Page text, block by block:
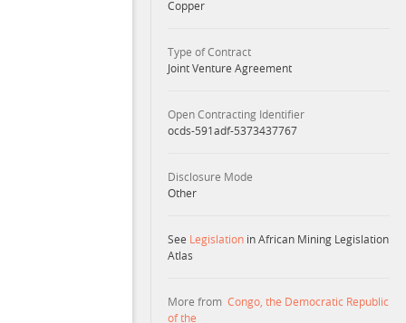
Copper
Type of Contract
Joint Venture Agreement
Open Contracting Identifier
ocds-591adf-5373437767
Disclosure Mode
Other
See Legislation in African Mining Legislation
Atlas
More from Congo, the Democratic Republic
of the